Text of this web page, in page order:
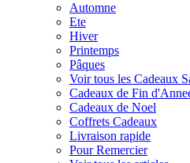
Automne
Ete
Hiver
Printemps
Pâques
Voir tous les Cadeaux
Cadeaux de Fin
Cadeaux de Noel
Coffrets Cadeaux
Livraison rapide
Pour Remercier